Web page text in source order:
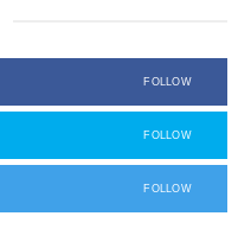
FOLLOW
FOLLOW
FOLLOW